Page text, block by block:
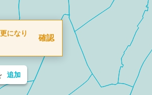
になり
確認
追加